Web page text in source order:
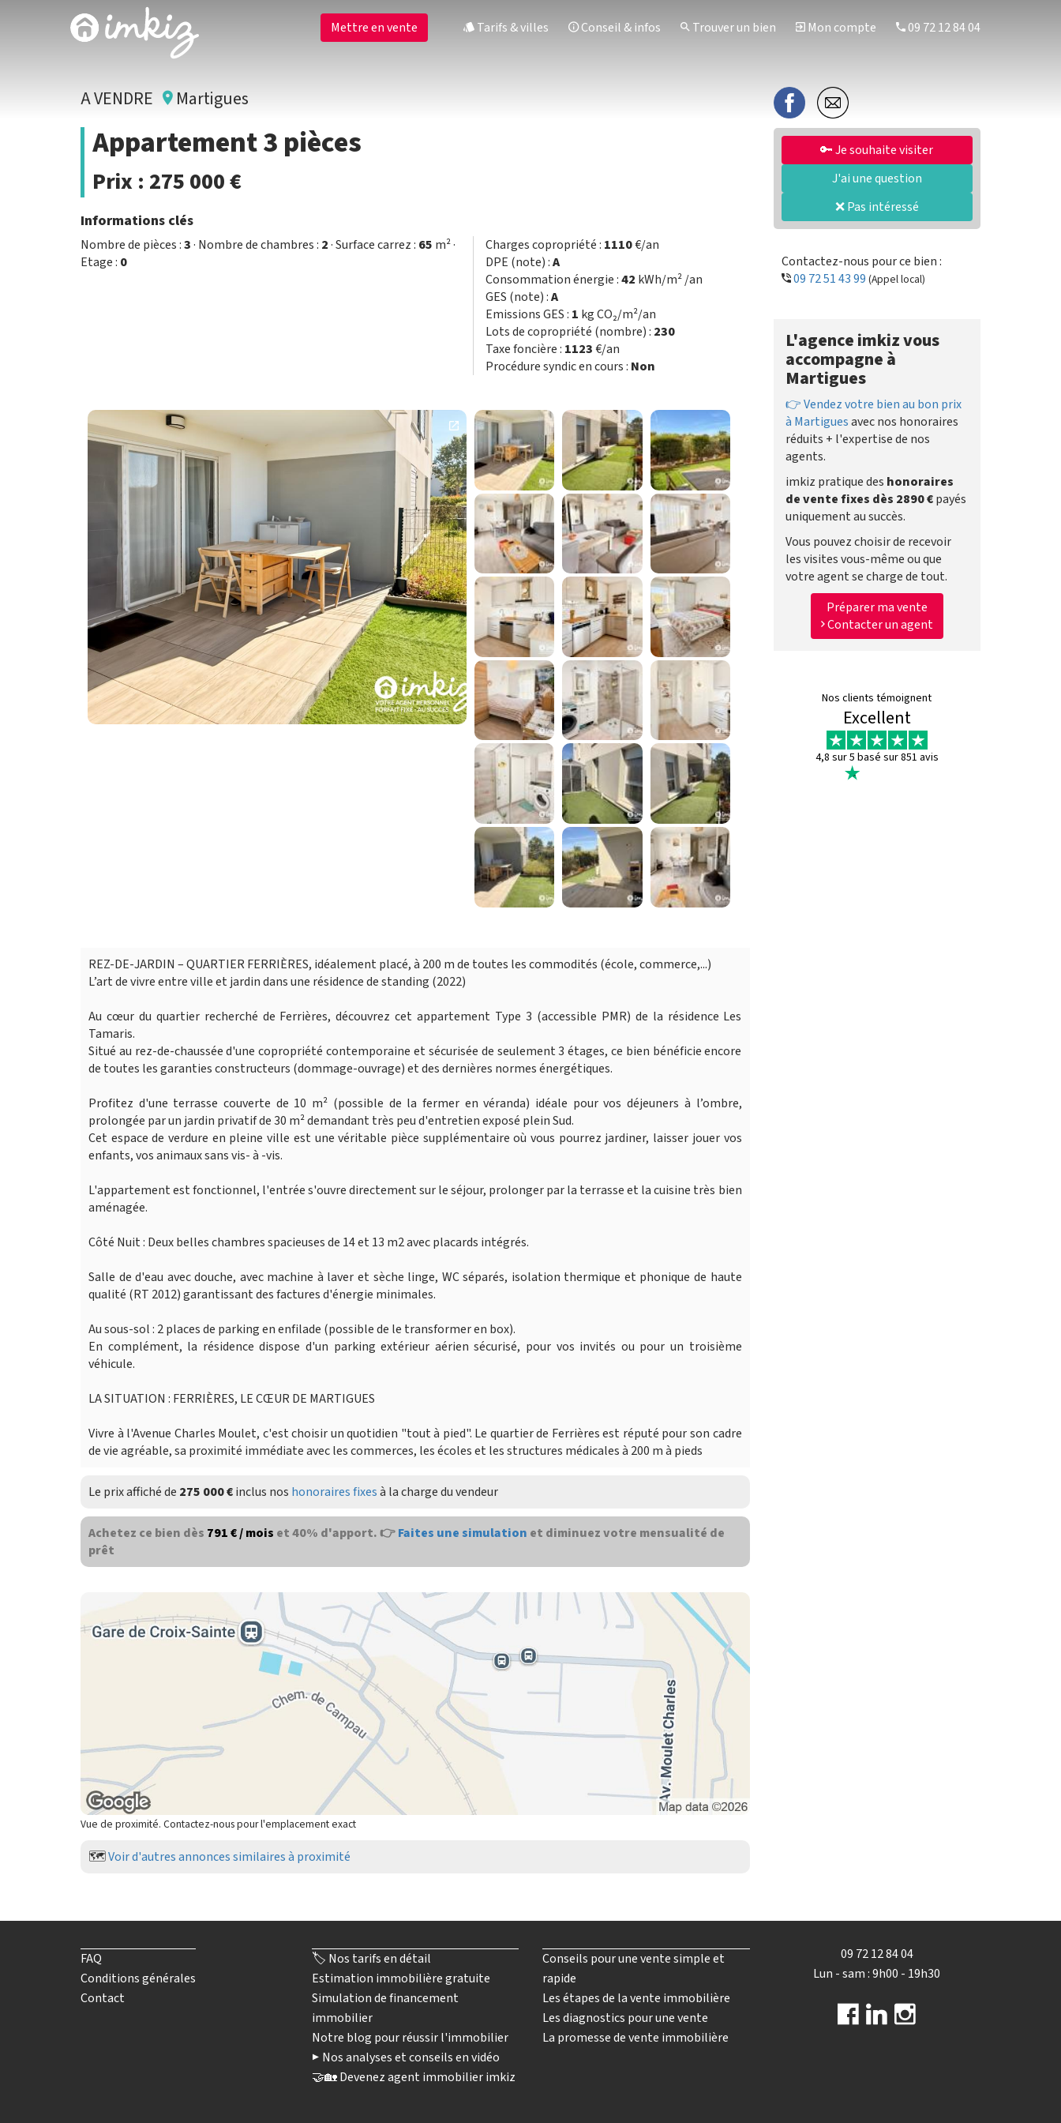
Mettre en vente Tarifs & villes Conseil & infos Trouver un bien Mon compte 09 72 12 84 04
A VENDRE Martigues
Appartement 3 pièces
Prix : 275 000 €
Informations clés
Nombre de pièces :3· Nombre de chambres : 2· Surface carrez : 65 m² ·
Etage : 0
Charges copropriété : 1110€/an
DPE (note) :A
Consommation énergie :42 kWh/m² /an
GES (note) :A
Emissions GES : 1 kg CO₂/m²/an
Lots de copropriété (nombre) : 230
Taxe foncière : 1123€/an
Procédure syndic en cours : Non
REZ-DE-JARDIN – QUARTIER FERRIÈRES, idéalement placé, à 200 m de toutes les commodités (école, commerce,...)
L’art de vivre entre ville et jardin dans une résidence de standing (2022)
Au cœur du quartier recherché de Ferrières, découvrez cet appartement Type 3 (accessible PMR) de la résidence Les
Tamaris.
Situé au rez-de-chaussée d'une copropriété contemporaine et sécurisée de seulement 3 étages, ce bien bénéficie encore
de toutes les garanties constructeurs (dommage-ouvrage) et des dernières normes énergétiques.
Profitez d'une terrasse couverte de 10 m² (possible de la fermer en véranda) idéale pour vos déjeuners à l’ombre,
prolongée par un jardin privatif de 30 m² demandant très peu d'entretien exposé plein Sud.
Cet espace de verdure en pleine ville est une véritable pièce supplémentaire où vous pourrez jardiner, laisser jouer vos
enfants, vos animaux sans vis- à -vis.
L'appartement est fonctionnel, l'entrée s'ouvre directement sur le séjour, prolonger par la terrasse et la cuisine très bien
aménagée.
Côté Nuit : Deux belles chambres spacieuses de 14 et 13 m2 avec placards intégrés.
Salle de d'eau avec douche, avec machine à laver et sèche linge, WC séparés, isolation thermique et phonique de haute
qualité (RT 2012) garantissant des factures d'énergie minimales.
Au sous-sol : 2 places de parking en enfilade (possible de le transformer en box).
En complément, la résidence dispose d'un parking extérieur aérien sécurisé, pour vos invités ou pour un troisième
véhicule.
LA SITUATION : FERRIÈRES, LE CŒUR DE MARTIGUES
Vivre à l'Avenue Charles Moulet, c'est choisir un quotidien "tout à pied". Le quartier de Ferrières est réputé pour son cadre
de vie agréable, sa proximité immédiate avec les commerces, les écoles et les structures médicales à 200 m à pieds
Le prix affiché de 275 000 €inclus nos honoraires fixesà la charge du vendeur
Achetez ce bien dès 791 € / mois et 40% d'apport. 👉Faites une simulation et diminuez votre mensualité de
prêt
Vue de proximité. Contactez-nous pour l'emplacement exact
🗺️Voir d'autres annonces similaires à proximité
🔑 Je souhaite visiter
J'ai une question
❌ Pas intéressé
Contactez-nous pour ce bien :
09 72 51 43 99 (Appel local)
L'agence imkiz vous
accompagne à
Martigues
👉 Vendez votre bien au bon prix
à Martiguesavec nos honoraires
réduits + l'expertise de nos
agents.
imkiz pratique des honoraires
de vente fixes dès 2890 €payés
uniquement au succès.
Vous pouvez choisir de recevoir
les visites vous-même ou que
votre agent se charge de tout.
Préparer ma vente
Contacter un agent
Nos clients témoignent
Excellent
4,8 sur 5 basé sur 851 avis
FAQ
Conditions générales
Contact
🏷️ Nos tarifs en détail
Estimation immobilière gratuite
Simulation de financement
immobilier
Notre blog pour réussir l'immobilier
▶️ Nos analyses et conseils en vidéo
🤝🏡 Devenez agent immobilier imkiz
Conseils pour une vente simple et
rapide
Les étapes de la vente immobilière
Les diagnostics pour une vente
La promesse de vente immobilière
09 72 12 84 04
Lun - sam : 9h00 - 19h30